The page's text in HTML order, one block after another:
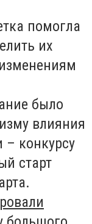
помогла
их
было
влияния
конкурсу
старт